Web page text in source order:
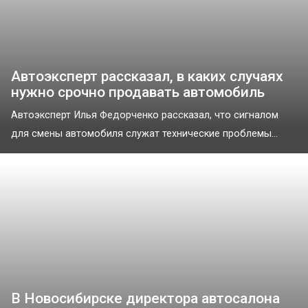
Автоэксперт рассказал, в каких случаях
нужно срочно продавать автомобиль
Автоэксперт Илья Федорченко рассказал, что сигналом
для смены автомобиля служат технические проблемы...
В Новосибирске директора автосалона